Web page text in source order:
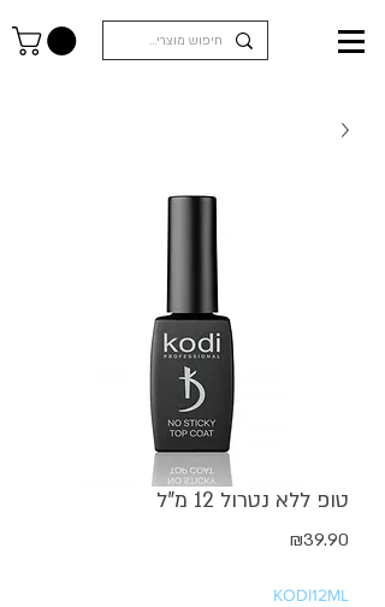
טופ ללא נטרול 12 מ"ל
₪39.90
KODI12ML